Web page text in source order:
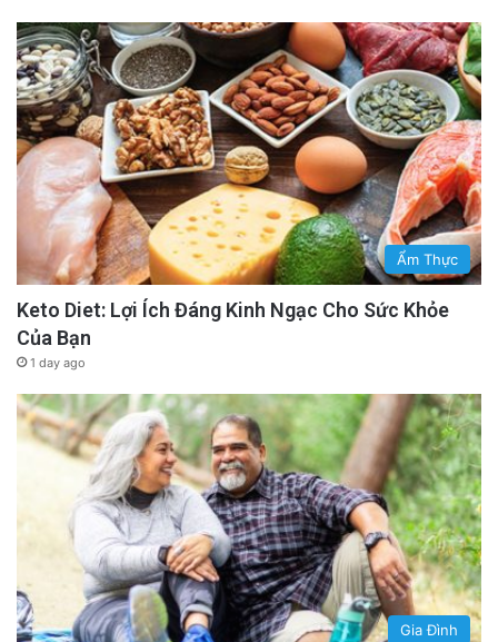
Ẩm Thực
Keto Diet: Lợi Ích Đáng Kinh Ngạc Cho Sức Khỏe
Của Bạn
1 day ago
Gia Đình